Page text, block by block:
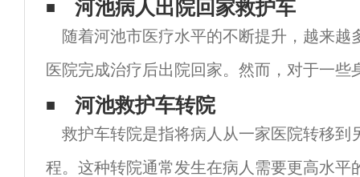
河池病人出院回家救护车
随着河池市医疗水平的不断提升，越来越
医院完成治疗后出院回家。然而，对于一些
察或无法自行前往医院的病人来说，如何安
家，成为了一个亟待解决的问题。此时，救
河池救护车转院
救护车转院是指将病人从一家医院转移到
程。这种转院通常发生在病人需要更高水平